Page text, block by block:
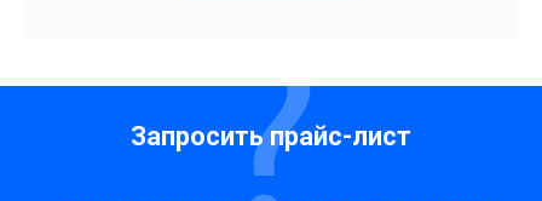
Запросить прайс-лист